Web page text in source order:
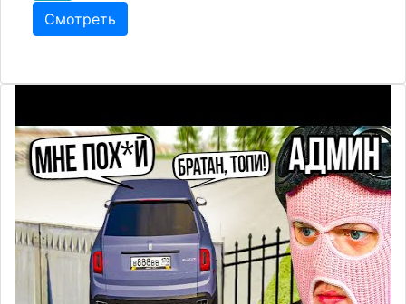
Смотреть